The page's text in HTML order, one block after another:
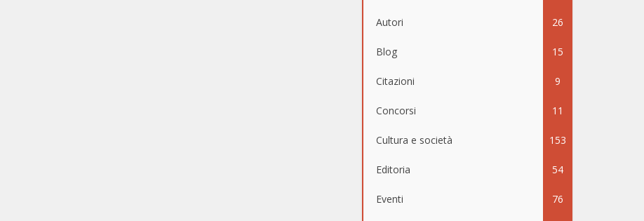
Autori 26
Blog 15
Citazioni 9
Concorsi 11
Cultura e società 153
Editoria 54
Eventi 76